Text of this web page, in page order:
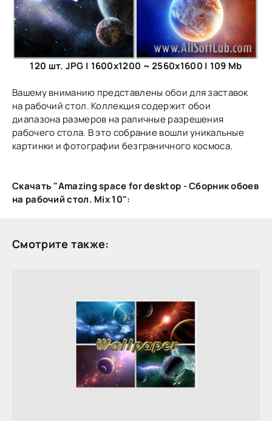
120 шт. JPG | 1600x1200 ~ 2560x1600 | 109 Mb
Вашему вниманию представлены обои для заставок
на рабочий стол. Коллекция содержит обои
диапазона размеров на раличные разрешения
рабочего стола. В это собрание вошли уникальные
картинки и фотографии безграничного космоса.
Скачать "Amazing space for desktop - Сборник обоев
на рабочий стол. Mix 10":
Смотрите также: